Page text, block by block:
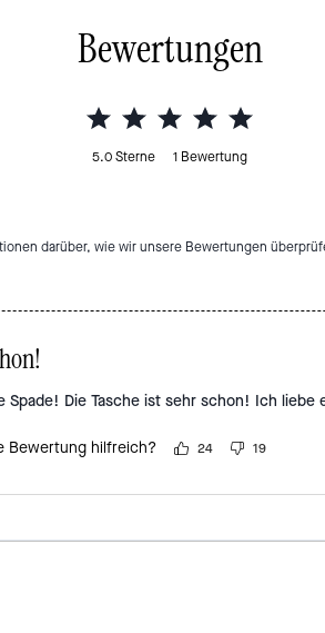
Bewertungen
5.0Sterne 1 Bewertung
darüber, wie wir unsere Bewertungen
Spade! Die Tasche ist sehr schon! Ich liebe
Bewertung hilfreich? 24 19